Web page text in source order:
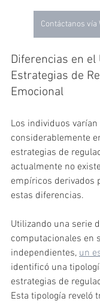
Contáctanos vía
Diferencias en el
Estrategias de
Emocional
Los individuos varían
considerablemente
estrategias de
actualmente no
empíricos derivados
estas diferencias.
Utilizando una serie
computacionales en
independientes, un
identificó una
estrategias de
Esta tipología reveló